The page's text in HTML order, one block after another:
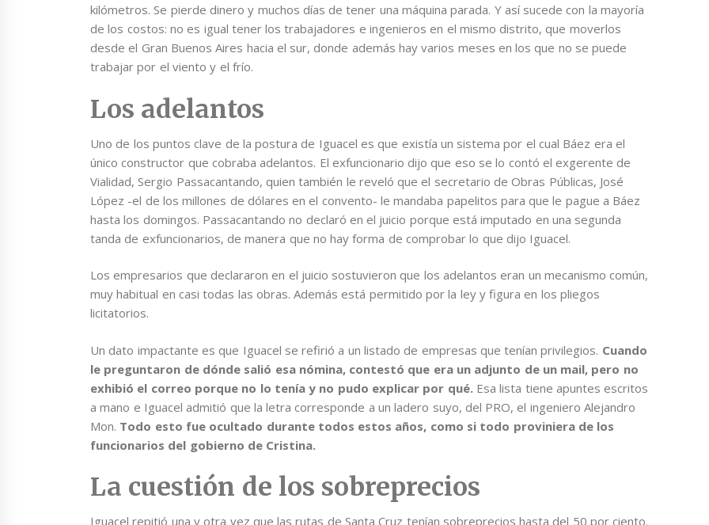
kilómetros. Se pierde dinero y muchos días de tener una máquina parada. Y así sucede con la mayoría
de los costos: no es igual tener los trabajadores e ingenieros en el mismo distrito, que moverlos
desde el Gran Buenos Aires hacia el sur, donde además hay varios meses en los que no se puede
trabajar por el viento y el frío.
Los adelantos
Uno de los puntos clave de la postura de Iguacel es que existía un sistema por el cual Báez era el
único constructor que cobraba adelantos. El exfuncionario dijo que eso se lo contó el exgerente de
Vialidad, Sergio Passacantando, quien también le reveló que el secretario de Obras Públicas, José
López -el de los millones de dólares en el convento- le mandaba papelitos para que le pague a Báez
hasta los domingos. Passacantando no declaró en el juicio porque está imputado en una segunda
tanda de exfuncionarios, de manera que no hay forma de comprobar lo que dijo Iguacel.
Los empresarios que declararon en el juicio sostuvieron que los adelantos eran un mecanismo común,
muy habitual en casi todas las obras. Además está permitido por la ley y figura en los pliegos
licitatorios.
Un dato impactante es que Iguacel se refirió a un listado de empresas que tenían privilegios. Cuando
le preguntaron de dónde salió esa nómina, contestó que era un adjunto de un mail, pero no
exhibió el correo porque no lo tenía y no pudo explicar por qué. Esa lista tiene apuntes escritos
a mano e Iguacel admitió que la letra corresponde a un ladero suyo, del PRO, el ingeniero Alejandro
Mon. Todo esto fue ocultado durante todos estos años, como si todo proviniera de los
funcionarios del gobierno de Cristina.
La cuestión de los sobreprecios
Iguacel repitió una y otra vez que las rutas de Santa Cruz tenían sobreprecios hasta del 50 por ciento.